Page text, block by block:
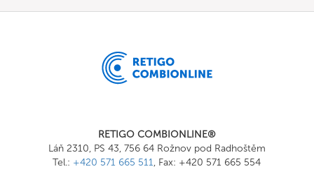
RETIGO COMBIONLINE®
Láň 2310, PS 43, 756 64 Rožnov pod Radhoštěm
Tel.: +420 571 665 511, Fax: +420 571 665 554